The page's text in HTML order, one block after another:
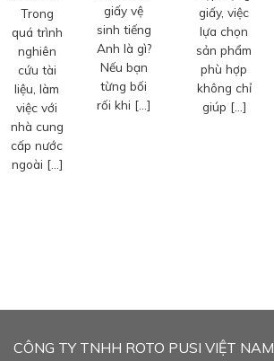
Trong
quá trình
nghiên
cứu tài
liệu, làm
việc với
nhà cung
cấp nước
ngoài […]
giấy vệ
sinh tiếng
Anh là gì?
Nếu bạn
từng bối
rối khi […]
giấy, việc
lựa chọn
sản phẩm
phù hợp
không chỉ
giúp […]
CÔNG TY TNHH ROTO PUSI VIỆT NAM